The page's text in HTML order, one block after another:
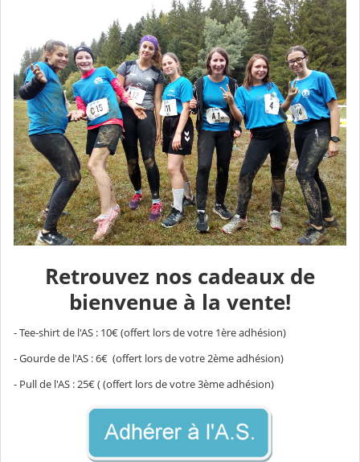
Retrouvez nos cadeaux de
bienvenue à la vente!
- Tee-shirt de l'AS : 10€ (offert lors de votre 1ère adhésion)
- Gourde de l'AS : 6€ (offert lors de votre 2ème adhésion)
- Pull de l'AS : 25€ ( (offert lors de votre 3ème adhésion)